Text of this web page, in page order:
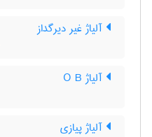
آلیاژ غیر دیرگداز
آلیاژ O B
آلیاژ پیازی